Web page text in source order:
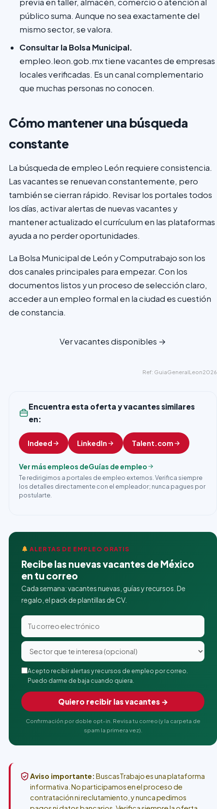
previa en taller, almacén, comercio o atención al
público suma. Aunque no sea exactamente del
mismo sector, se valora.
Consultar la Bolsa Municipal.
empleo.leon.gob.mx tiene vacantes de empresas
locales verificadas. Es un canal complementario
que muchas personas no conocen.
Cómo mantener una búsqueda
constante
La búsqueda de empleo León requiere consistencia.
Las vacantes se renuevan constantemente, pero
también se cierran rápido. Revisar los portales todos
los días, activar alertas de nuevas vacantes y
mantener actualizado el currículum en las plataformas
ayuda a no perder oportunidades.
La Bolsa Municipal de León y Computrabajo son los
dos canales principales para empezar. Con los
documentos listos y un proceso de selección claro,
acceder a un empleo formal en la ciudad es cuestión
de constancia.
Ver vacantes disponibles →
Ref: GuiaGeneralLeon2026
Encuentra esta oferta y vacantes similares
en:
Indeed LinkedIn Talent.com
Ver más empleos deGuías de empleo
Te redirigimos a portales de empleo externos. Verifica siempre
los detalles directamente con el empleador; nunca pagues por
postularte.
ALERTAS DE EMPLEO GRATIS
Recibe las nuevas vacantes de México
en tu correo
Cada semana: vacantes nuevas, guías y recursos. De
regalo, el pack de plantillas de CV.
Acepto recibir alertas y recursos de empleo por correo.
Puedo darme de baja cuando quiera.
Quiero recibir las vacantes →
Confirmación por doble opt-in. Revisa tu correo (y la carpeta de
spam la primera vez).
Aviso importante: BuscasTrabajo es una plataforma
informativa. No participamos en el proceso de
contratación ni reclutamiento, y nunca pedimos